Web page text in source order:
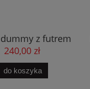
Acme 212 Field Trial
z futrem
Large
240,00 zł
do koszyka